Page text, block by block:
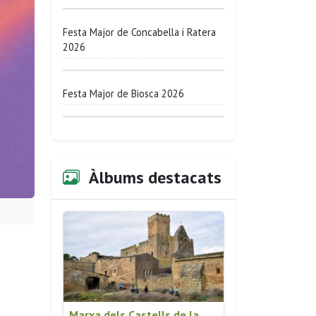
Festa Major de Concabella i Ratera
2026
Festa Major de Biosca 2026
Àlbums destacats